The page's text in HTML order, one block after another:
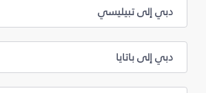
دبي إلى تبيليسي
دبي إلى باتايا